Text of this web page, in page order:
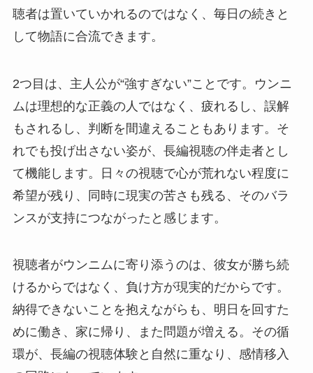
聴者は置いていかれるのではなく、毎日の続きと
して物語に合流できます。
2つ目は、主人公が“強すぎない”ことです。ウンニ
ムは理想的な正義の人ではなく、疲れるし、誤解
もされるし、判断を間違えることもあります。そ
れでも投げ出さない姿が、長編視聴の伴走者とし
て機能します。日々の視聴で心が荒れない程度に
希望が残り、同時に現実の苦さも残る、そのバラ
ンスが支持につながったと感じます。
視聴者がウンニムに寄り添うのは、彼女が勝ち続
けるからではなく、負け方が現実的だからです。
納得できないことを抱えながらも、明日を回すた
めに働き、家に帰り、また問題が増える。その循
環が、長編の視聴体験と自然に重なり、感情移入